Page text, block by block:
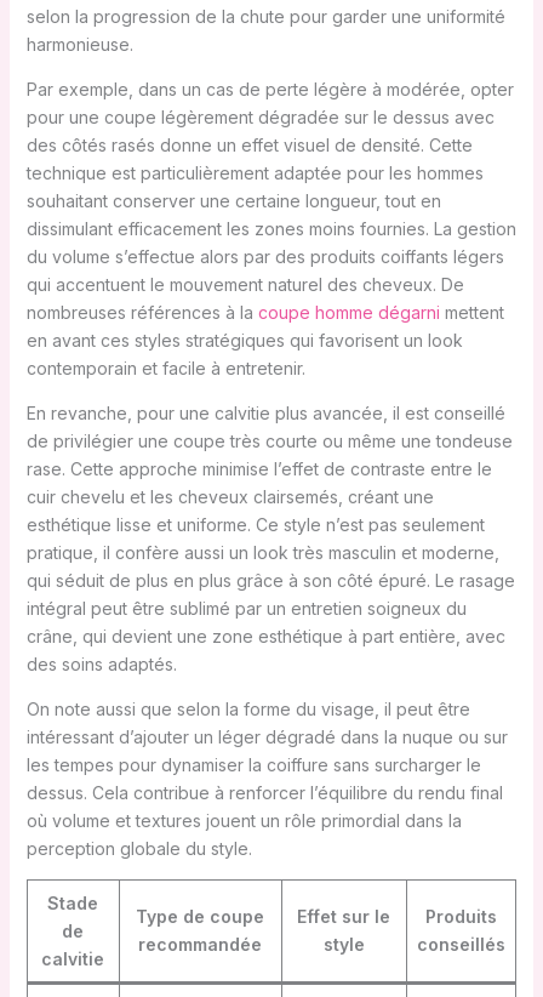
selon la progression de la chute pour garder une uniformité
harmonieuse.
Par exemple, dans un cas de perte légère à modérée, opter
pour une coupe légèrement dégradée sur le dessus avec
des côtés rasés donne un effet visuel de densité. Cette
technique est particulièrement adaptée pour les hommes
souhaitant conserver une certaine longueur, tout en
dissimulant efficacement les zones moins fournies. La gestion
du volume s’effectue alors par des produits coiffants légers
qui accentuent le mouvement naturel des cheveux. De
nombreuses références à la coupe homme dégarni mettent
en avant ces styles stratégiques qui favorisent un look
contemporain et facile à entretenir.
En revanche, pour une calvitie plus avancée, il est conseillé
de privilégier une coupe très courte ou même une tondeuse
rase. Cette approche minimise l’effet de contraste entre le
cuir chevelu et les cheveux clairsemés, créant une
esthétique lisse et uniforme. Ce style n’est pas seulement
pratique, il confère aussi un look très masculin et moderne,
qui séduit de plus en plus grâce à son côté épuré. Le rasage
intégral peut être sublimé par un entretien soigneux du
crâne, qui devient une zone esthétique à part entière, avec
des soins adaptés.
On note aussi que selon la forme du visage, il peut être
intéressant d’ajouter un léger dégradé dans la nuque ou sur
les tempes pour dynamiser la coiffure sans surcharger le
dessus. Cela contribue à renforcer l’équilibre du rendu final
où volume et textures jouent un rôle primordial dans la
perception globale du style.
Stade
de
calvitie
Type de coupe
recommandée
Effet sur le
style
Produits
conseillés